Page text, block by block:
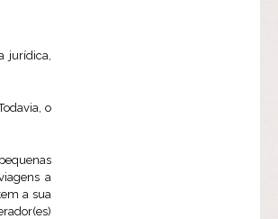
jurídica,
o
a
a sua